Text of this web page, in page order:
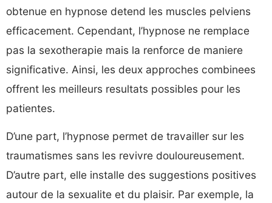
obtenue en hypnose detend les muscles pelviens
efficacement. Cependant, l’hypnose ne remplace
pas la sexotherapie mais la renforce de maniere
significative. Ainsi, les deux approches combinees
offrent les meilleurs resultats possibles pour les
patientes.
D’une part, l’hypnose permet de travailler sur les
traumatismes sans les revivre douloureusement.
D’autre part, elle installe des suggestions positives
autour de la sexualite et du plaisir. Par exemple, la